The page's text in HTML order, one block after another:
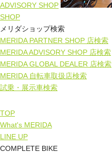
ADVISORY SHOP
SHOP
メリダショップ検索
MERIDA PARTNER SHOP 店検索
MERIDA ADVISORY SHOP 店検索
MERIDA GLOBAL DEALER 店検索
MERIDA 自転車取扱店検索
試乗・展示車検索
TOP
What's MERIDA
LINE UP
COMPLETE BIKE